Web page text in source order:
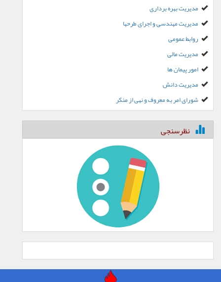
مدیریت بهره برداری
مدیریت مهندسی و اجرای طرحها
روابط عمومی
مدیریت مالی
امور پیمان ها
مدیریت دانش
شورای امر به معروف و نهی از منکر
نظرسنجی